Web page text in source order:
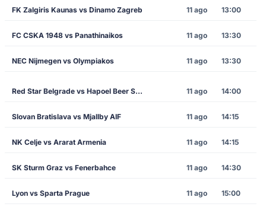
FK Zalgiris Kaunas vs Dinamo Zagreb 11 ago 13:00
FC CSKA 1948 vs Panathinaikos 11 ago 13:30
NEC Nijmegen vs Olympiakos 11 ago 13:30
Red Star Belgrade vs Hapoel Beer Sheva 11 ago 14:00
Slovan Bratislava vs Mjallby AIF 11 ago 14:15
NK Celje vs Ararat Armenia 11 ago 14:15
SK Sturm Graz vs Fenerbahce 11 ago 14:30
Lyon vs Sparta Prague 11 ago 15:00